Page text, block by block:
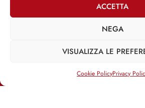
ACCETTA
NEGA
VISUALIZZA LE
Cookie PolicyPrivacy
@2025 | Franco Debenedetti | All Rights